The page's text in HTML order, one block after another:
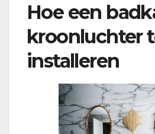
Hoe een
kroonluchter
installeren